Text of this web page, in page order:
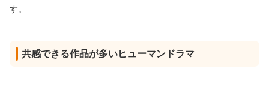
す。
共感できる作品が多いヒューマンドラマ